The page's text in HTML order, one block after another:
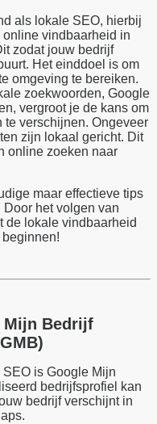
als lokale SEO, hierbij
vindbaarheid in
zodat jouw bedrijf
Het einddoel is om
omgeving te bereiken.
zoekwoorden, Google
vergroot je de kans om
te verschijnen. Ongeveer
zijn lokaal gericht. Dit
online zoeken naar
maar effectieve tips
het volgen van
de lokale vindbaarheid
Mijn Bedrijf
is Google Mijn
bedrijfsprofiel kan
bedrijf verschijnt in